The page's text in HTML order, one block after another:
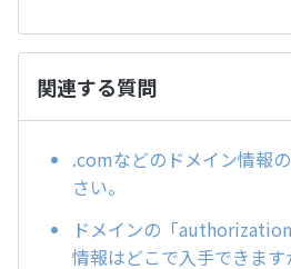
関連する質問
.comなどのドメイン情報
さい。
ドメインの「
情報はどこで入手できます